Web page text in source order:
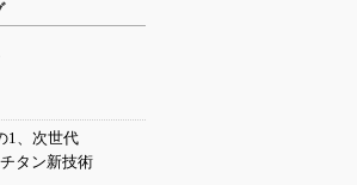
1、次世代
チタン新技術